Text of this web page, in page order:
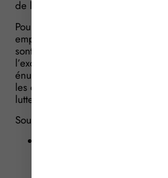
de la taxe sur les salaires.
Pour rappel, la taxe sur les salaires
employeurs qui ne sont pas
sont sur moins de 90 % de leur
l’exception de certains employeurs
énumérés, parmi lesquels figurent
les collectivités locales, les
lutte contre l’incendie (SDIS).
Sources :
Réponse ministérielle Petit,
du 4 février 2025, no 5939